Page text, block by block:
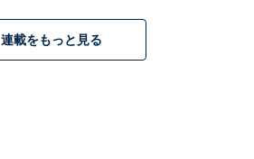
連載をもっと見る